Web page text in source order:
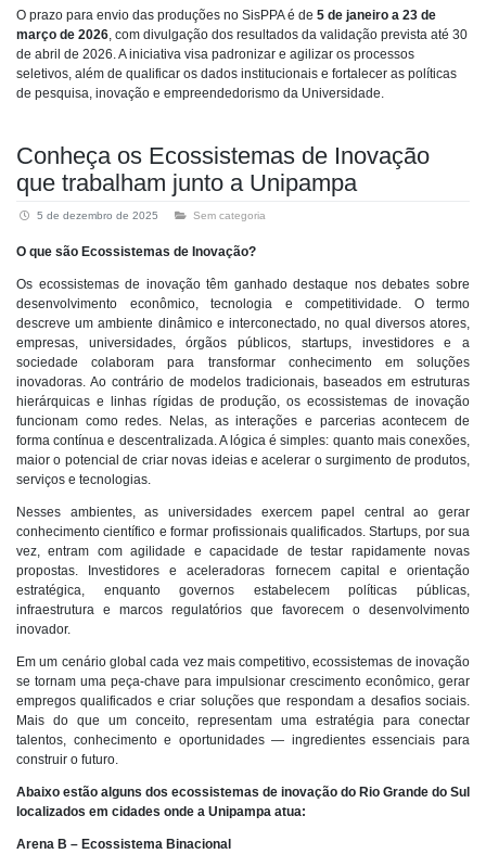
O prazo para envio das produções no SisPPA é de 5 de janeiro a 23 de
março de 2026, com divulgação dos resultados da validação prevista até 30
de abril de 2026. A iniciativa visa padronizar e agilizar os processos
seletivos, além de qualificar os dados institucionais e fortalecer as políticas
de pesquisa, inovação e empreendedorismo da Universidade.
Conheça os Ecossistemas de Inovação
que trabalham junto a Unipampa
5 de dezembro de 2025 Sem categoria
O que são Ecossistemas de Inovação?
Os ecossistemas de inovação têm ganhado destaque nos debates sobre
desenvolvimento econômico, tecnologia e competitividade. O termo
descreve um ambiente dinâmico e interconectado, no qual diversos atores,
empresas, universidades, órgãos públicos, startups, investidores e a
sociedade colaboram para transformar conhecimento em soluções
inovadoras. Ao contrário de modelos tradicionais, baseados em estruturas
hierárquicas e linhas rígidas de produção, os ecossistemas de inovação
funcionam como redes. Nelas, as interações e parcerias acontecem de
forma contínua e descentralizada. A lógica é simples: quanto mais conexões,
maior o potencial de criar novas ideias e acelerar o surgimento de produtos,
serviços e tecnologias.
Nesses ambientes, as universidades exercem papel central ao gerar
conhecimento científico e formar profissionais qualificados. Startups, por sua
vez, entram com agilidade e capacidade de testar rapidamente novas
propostas. Investidores e aceleradoras fornecem capital e orientação
estratégica, enquanto governos estabelecem políticas públicas,
infraestrutura e marcos regulatórios que favorecem o desenvolvimento
inovador.
Em um cenário global cada vez mais competitivo, ecossistemas de inovação
se tornam uma peça-chave para impulsionar crescimento econômico, gerar
empregos qualificados e criar soluções que respondam a desafios sociais.
Mais do que um conceito, representam uma estratégia para conectar
talentos, conhecimento e oportunidades — ingredientes essenciais para
construir o futuro.
Abaixo estão alguns dos ecossistemas de inovação do Rio Grande do Sul
localizados em cidades onde a Unipampa atua:
Arena B – Ecossistema Binacional